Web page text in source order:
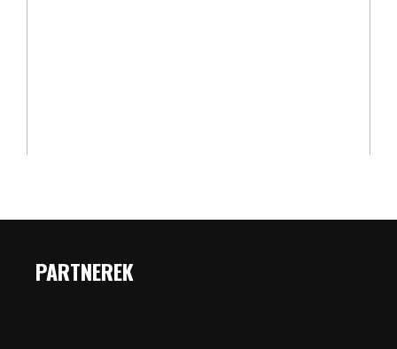
PARTNEREK